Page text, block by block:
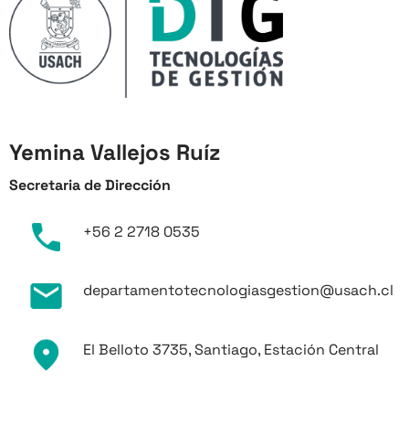
Yemina Vallejos Ruíz
Secretaria de Dirección
+56 2 2718 0535
departamentotecnologiasgestion@usach.cl
El Belloto 3735, Santiago, Estación Central